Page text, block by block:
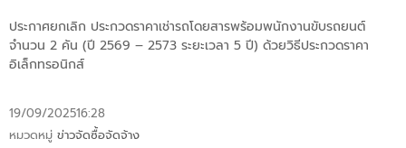
ประกาศยกเลิก ประกวดราคาเช่ารถโดยสารพร้อมพนักงานขับรถยนต์
จำนวน 2 คัน (ปี 2569 – 2573 ระยะเวลา 5 ปี) ด้วยวิธีประกวดราคา
อิเล็กทรอนิกส์
19/09/202516:28
หมวดหมู่ ข่าวจัดซื้อจัดจ้าง